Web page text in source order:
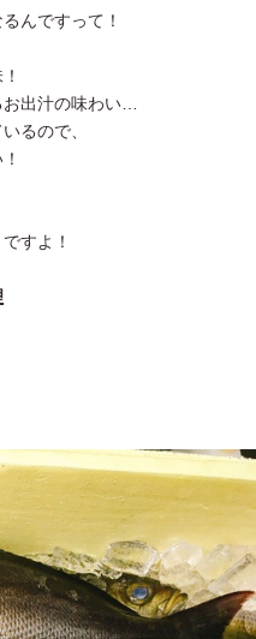
んですって！
出汁の味わい…
るので、
すよ！